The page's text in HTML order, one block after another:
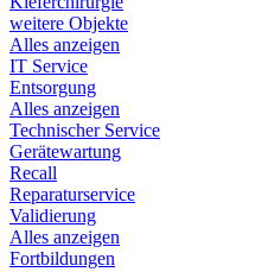
weitere Objekte
Alles anzeigen
IT Service
Entsorgung
Alles anzeigen
Technischer Service
Gerätewartung
Recall
Reparaturservice
Validierung
Alles anzeigen
Fortbildungen